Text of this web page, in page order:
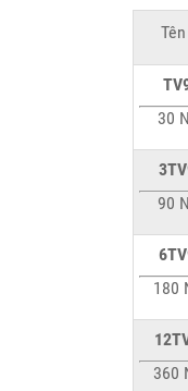
30
90
180
360